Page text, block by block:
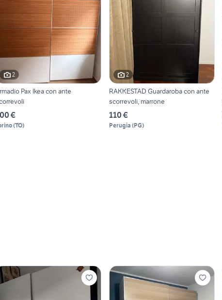
2
Pax Ikea con ante
€
(TO)
2
RAKKESTAD Guardaroba con ante
scorrevoli, marrone
110 €
Perugia (PG)